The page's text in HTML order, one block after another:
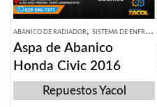
ABANICO DE RADIADOR, SISTEMA DE ENFRIAMIENTO
Aspa de Abanico
Honda Civic 2016
Repuestos Yacol